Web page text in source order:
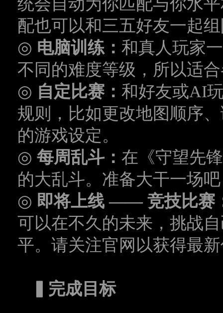
统会自动为你匹配与你水
配也可以和三五好友一起
◎ 电脑训练： 和真人玩家
不同的难度等级，所以适
◎ 自定比赛： 和好友或AI
规则，比如更改地图顺序
的游戏设定。
◎ 每周乱斗： 在《守望先
的大乱斗。准备大干一场
◎ 即将上线 —— 竞技比赛
可以在不久的未来，挑战
平。请关注官网以获得最
完成目标